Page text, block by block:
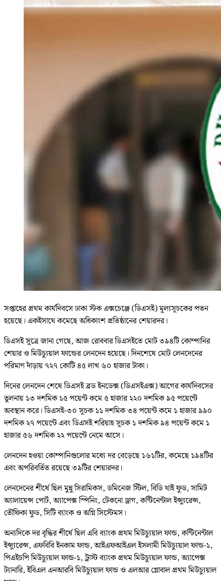
সপ্তাহের প্রথম কার্যদিবসে ঢাকা স্টক এক্সচেঞ্জে (ডিএসই) মূল্যসূচকের পতন
হয়েছে। একইসাথে কমেছে অধিকাংশ প্রতিষ্ঠানের শেয়ারদর।
ডিএসই সূত্রে জানা গেছে, আজ রোববার ডিএসইতে মোট ৩৯৪টি কোম্পানির
শেয়ার ও মিউচ্যুয়াল ফান্ডের লেনদেন হয়েছে। দিনশেষে মোট লেনদেনের
পরিমাণ দাঁড়ায় ৭২৭ কোটি ৪৫ লাখ ৬০ হাজার টাকা।
দিনের লেনদেন শেষে ডিএসই ব্রড ইনডেক্স (ডিএসইএক্স) আগের কার্যদিবসের
তুলনায় ১৩ দশমিক ১৫ পয়েন্ট কমে ৫ হাজার ২২০ দশমিক ৯৫ পয়েন্টে
অবস্থান করে। ডিএসই-৩০ সূচক ১১ দশমিক ৩৪ পয়েন্ট কমে ১ হাজার ৯৯০
দশমিক ২৭ পয়েন্টে এবং ডিএসই শরিয়াহ সূচক ১ দশমিক ৯৪ পয়েন্ট কমে ১
হাজার ৫৬ দশমিক ২২ পয়েন্টে নেমে আসে।
লেনদেন হওয়া কোম্পানিগুলোর মধ্যে দর বেড়েছে ১৬১টির, কমেছে ১৯৪টির
এবং অপরিবর্তিত রয়েছে ৩৯টির শেয়ারদর।
লেনদেনের শীর্ষে ছিল মুন্নু সিরামিকস, ডমিনেজ স্টিল, বিডি থাই ফুড, সামিট
অ্যালায়েন্স পোর্ট, অ্যাপেক্স স্পিনিং, টেকনো ড্রাগ, কন্টিনেন্টাল ইন্স্যুরেন্স,
তৌফিকা ফুড, সিটি ব্যাংক ও অগ্নি সিস্টেমস।
অন্যদিকে দর বৃদ্ধির শীর্ষে ছিল এবি ব্যাংক প্রথম মিউচ্যুয়াল ফান্ড, কন্টিনেন্টাল
ইন্স্যুরেন্স, এফবিবি ইনকাম ফান্ড, আইএফআইএল ইসলামী মিউচ্যুয়াল ফান্ড-১,
পিএইচপি মিউচ্যুয়াল ফান্ড-১, ট্রাস্ট ব্যাংক প্রথম মিউচ্যুয়াল ফান্ড, অ্যাপেক্স
ট্যানারি, ইবিএল এনআরবি মিউচ্যুয়াল ফান্ড ও এলআর গ্লোবাল প্রথম মিউচ্যুয়াল